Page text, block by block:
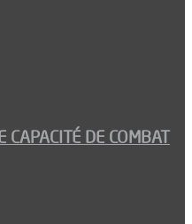
DE COMBAT